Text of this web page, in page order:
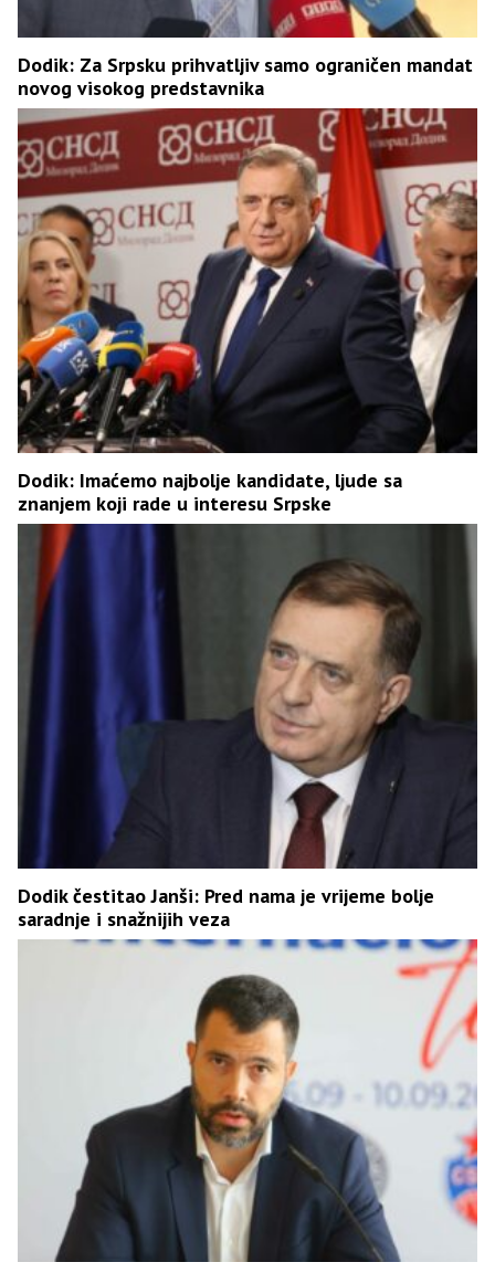
Dodik: Za Srpsku prihvatljiv samo ograničen mandat
novog visokog predstavnika
Dodik: Imaćemo najbolje kandidate, ljude sa
znanjem koji rade u interesu Srpske
Dodik čestitao Janši: Pred nama je vrijeme bolje
saradnje i snažnijih veza